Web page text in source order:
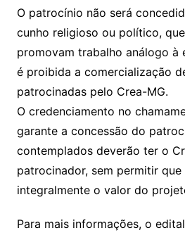
O patrocínio não será
cunho religioso ou político,
promovam trabalho análogo à
é proibida a comercialização
patrocinadas pelo Crea-MG.
O credenciamento no
garante a concessão do
contemplados deverão ter o
patrocinador, sem permitir
integralmente o valor do
Para mais informações, o